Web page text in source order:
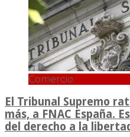
Comercio
El Tribunal Supremo
más, a FNAC España.
del derecho a la